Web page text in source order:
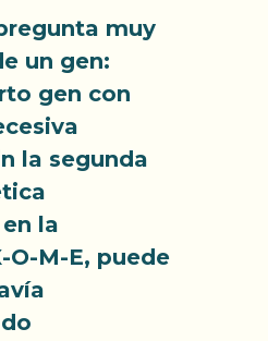
muy
un gen:
gen con
la segunda
la
O-M-E, puede